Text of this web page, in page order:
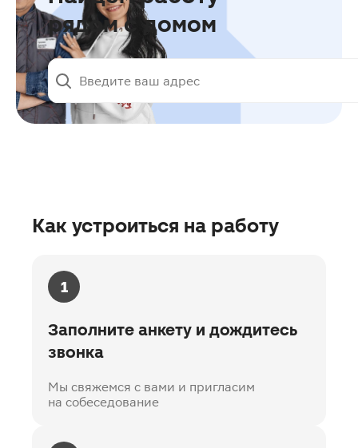
рядом c домом
Как устроиться на работу
1
Заполните анкету и дождитесь
звонка
Мы свяжемся с вами и пригласим
на собеседование